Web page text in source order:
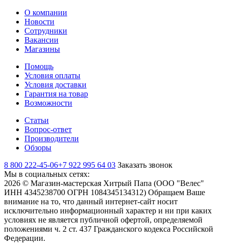
О компании
Новости
Сотрудники
Вакансии
Магазины
Помощь
Условия оплаты
Условия доставки
Гарантия на товар
Возможности
Статьи
Вопрос-ответ
Производители
Обзоры
8 800 222-45-06+7 922 995 64 03 Заказать звонок
Мы в социальных сетях:
2026 © Магазин-мастерская Хитрый Папа (ООО "Велес"
ИНН 4345238700 ОГРН 1084345134312) Обращаем Ваше
внимание на то, что данный интернет-сайт носит
исключительно информационный характер и ни при каких
условиях не является публичной офертой, определяемой
положениями ч. 2 ст. 437 Гражданского кодекса Российской
Федерации.